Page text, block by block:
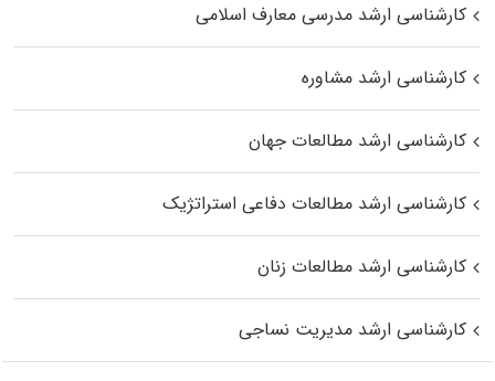
کارشناسی ارشد مدرسی معارف اسلامی
کارشناسی ارشد مشاوره
کارشناسی ارشد مطالعات جهان
کارشناسی ارشد مطالعات دفاعی استراتژیک
کارشناسی ارشد مطالعات زنان
کارشناسی ارشد مدیریت نساجی